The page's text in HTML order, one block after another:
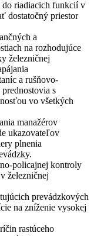
riadiacich funkcií v
dostatočný priestor
a
na rozhodujúce
železničnej
a rušňovo-
s
vo všetkých
manažérov
ukazovateľov
plnenia
policajnej kontroly
železničnej
prevádzkových
na zníženie vysokej
rastúceho